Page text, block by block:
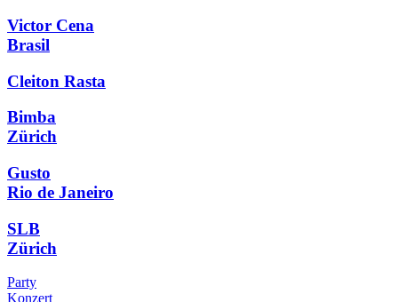
Victor Cena
Brasil
Cleiton Rasta
Bimba
Zürich
Gusto
Rio de Janeiro
SLB
Zürich
Party
Konzert